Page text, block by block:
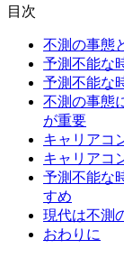
目次
不測の事態
予測不能な
予測不能な
不測の事態
が重要
キャリアコ
キャリアコ
予測不能な
すめ
現代は不測
おわりに